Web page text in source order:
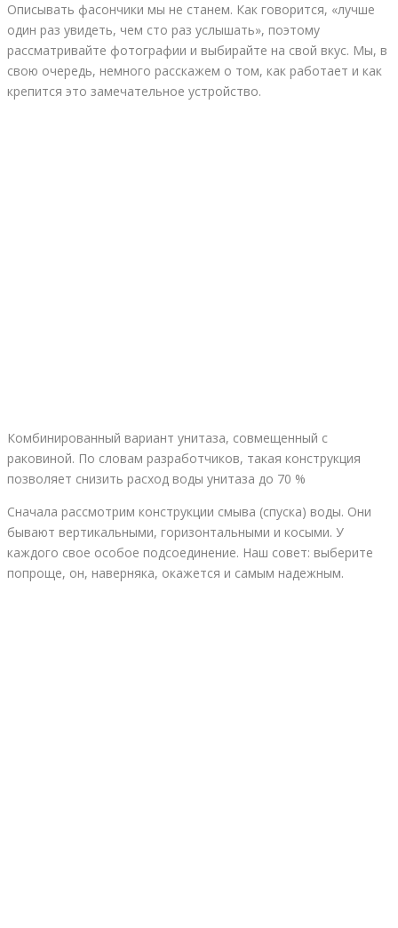
Описывать фасончики мы не станем. Как говорится, «лучше
один раз увидеть, чем сто раз услышать», поэтому
рассматривайте фотографии и выбирайте на свой вкус. Мы, в
свою очередь, немного расскажем о том, как работает и как
крепится это замечательное устройство.
Комбинированный вариант унитаза, совмещенный с
раковиной. По словам разработчиков, такая конструкция
позволяет снизить расход воды унитаза до 70 %
Сначала рассмотрим конструкции смыва (спуска) воды. Они
бывают вертикальными, горизонтальными и косыми. У
каждого свое особое подсоединение. Наш совет: выберите
попроще, он, наверняка, окажется и самым надежным.